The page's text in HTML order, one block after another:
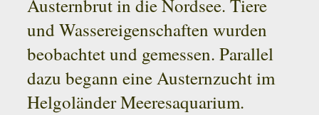
Austernbrut in die Nordsee. Tiere
und Wassereigenschaften wurden
beobachtet und gemessen. Parallel
dazu begann eine Austernzucht im
Helgoländer Meeresaquarium.